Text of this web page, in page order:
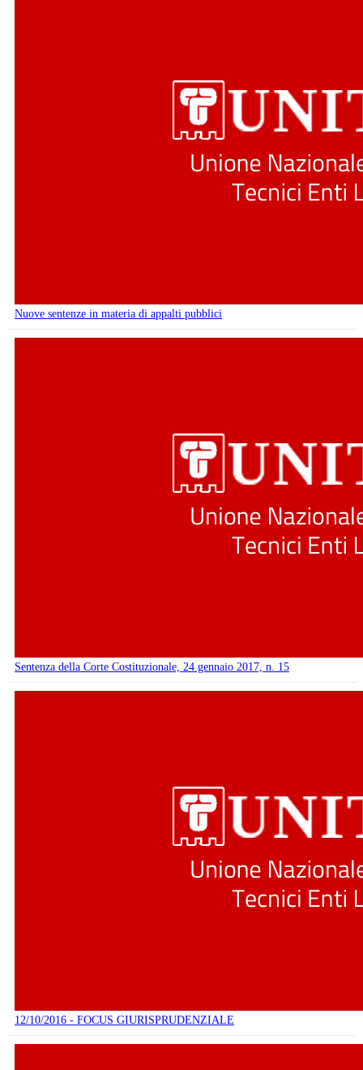
Nuove sentenze in materia di appalti pubblici
Sentenza della Corte Costituzionale, 24 gennaio 2017, n. 15
12/10/2016 - FOCUS GIURISPRUDENZIALE